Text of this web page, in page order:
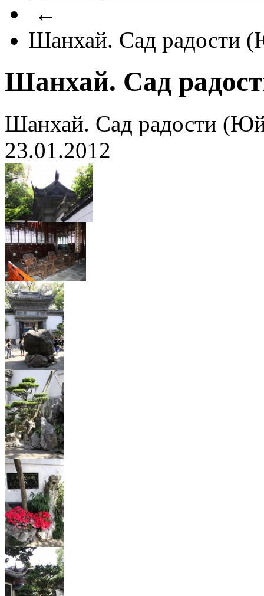
←
Шанхай. Сад радости
Шанхай. Сад
Шанхай. Сад радости
23.01.2012